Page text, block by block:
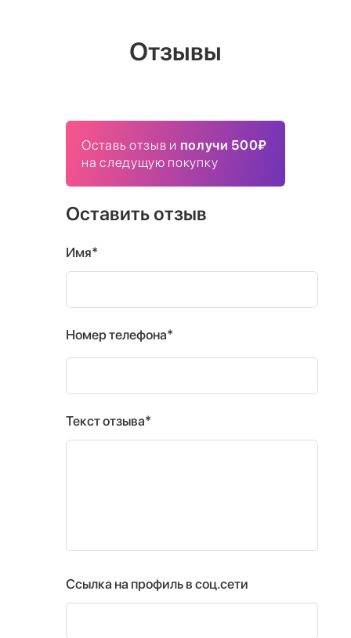
Отзывы
Оставь отзыв и получи 500₽
на следущую покупку
Оставить отзыв
Имя*
Номер телефона*
Текст отзыва*
Ссылка на профиль в соц.сети